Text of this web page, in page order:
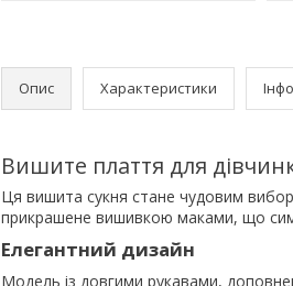
Опис Характеристики
Вишите плаття для
Ця вишита сукня стане чудовим
прикрашене вишивкою маками, що
Елегантний дизайн
Модель із довгими рукавами,